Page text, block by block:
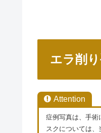
エラ削
Attention
症例写真は、手術
スクについては、